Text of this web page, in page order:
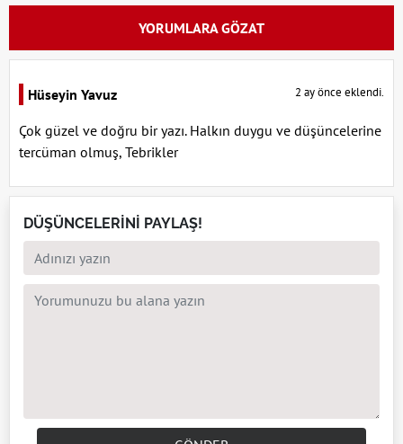
YORUMLARA GÖZAT
Hüseyin Yavuz 2 ay önce eklendi.
Çok güzel ve doğru bir yazı. Halkın duygu ve düşüncelerine
tercüman olmuş, Tebrikler
DÜŞÜNCELERİNİ PAYLAŞ!